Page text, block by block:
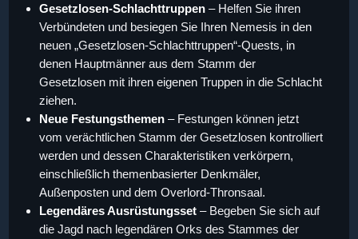
Gesetzlosen-Schlachttruppen – Helfen Sie ihren
Verbündeten und besiegen Sie Ihren Nemesis in den
neuen „Gesetzlosen-Schlachttruppen“-Quests, in
denen Hauptmänner aus dem Stamm der
Gesetzlosen mit ihren eigenen Truppen in die Schlacht
ziehen.
Neue Festungsthemen – Festungen können jetzt
vom verächtlichen Stamm der Gesetzlosen kontrolliert
werden und dessen Charakteristiken verkörpern,
einschließlich themenbasierter Denkmäler,
Außenposten und dem Overlord-Thronsaal.
Legendäres Ausrüstungsset – Begeben Sie sich auf
die Jagd nach legendären Orks des Stammes der